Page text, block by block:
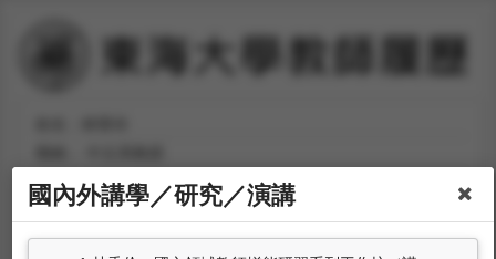
分機號碼：#31122
國內外講學／研究／演講